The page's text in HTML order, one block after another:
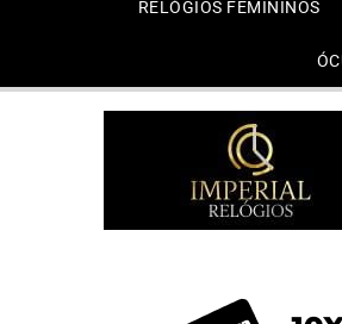
RELÓGIOS FEMININOS